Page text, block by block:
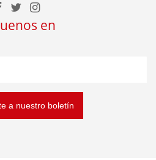
en
a nuestro boletín